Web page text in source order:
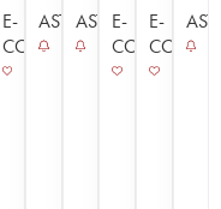
E-
COMMERCE
ASTAASTAE-
COMMERCE
E-